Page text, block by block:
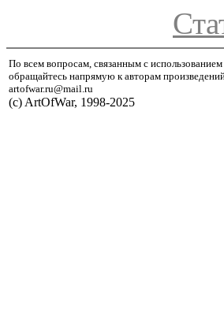
По всем вопросам, связанным с
обращайтесь напрямую к авторам
artofwar.ru@mail.ru
(с) ArtOfWar, 1998-2025